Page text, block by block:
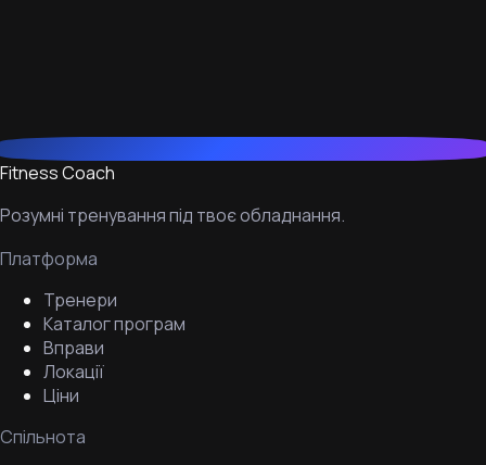
Fitness Coach
Розумні тренування під твоє обладнання.
Платформа
Тренери
Каталог програм
Вправи
Локації
Ціни
Спільнота